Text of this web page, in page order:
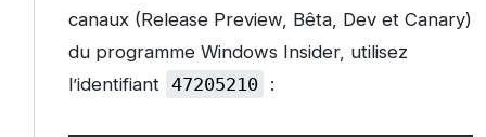
canaux (Release Preview, Bêta, Dev et Canary)
du programme Windows Insider, utilisez
l’identifiant 47205210 :